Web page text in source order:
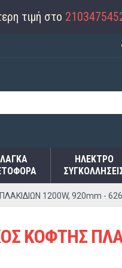
τιμή στο
ΗΛΕΚΤΡΟ
1200W, 920mm -
ΚΟΦΤΗΣ